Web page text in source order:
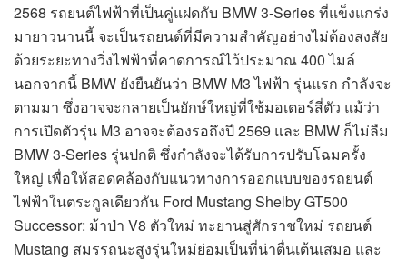
2568 รถยนต์ไฟฟ้าที่เป็นคู่แฝดกับ BMW 3-Series ที่แข็งแกร่ง
มายาวนานนี้ จะเป็นรถยนต์ที่มีความสำคัญอย่างไม่ต้องสงสัย
ด้วยระยะทางวิ่งไฟฟ้าที่คาดการณ์ไว้ประมาณ 400 ไมล์
นอกจากนี้ BMW ยังยืนยันว่า BMW M3 ไฟฟ้า รุ่นแรก กำลังจะ
ตามมา ซึ่งอาจจะกลายเป็นยักษ์ใหญ่ที่ใช้มอเตอร์สี่ตัว แม้ว่า
การเปิดตัวรุ่น M3 อาจจะต้องรอถึงปี 2569 และ BMW ก็ไม่ลืม
BMW 3-Series รุ่นปกติ ซึ่งกำลังจะได้รับการปรับโฉมครั้ง
ใหญ่ เพื่อให้สอดคล้องกับแนวทางการออกแบบของรถยนต์
ไฟฟ้าในตระกูลเดียวกัน Ford Mustang Shelby GT500
Successor: ม้าป่า V8 ตัวใหม่ ทะยานสู่ศักราชใหม่ รถยนต์
Mustang สมรรถนะสูงรุ่นใหม่ย่อมเป็นที่น่าตื่นเต้นเสมอ และ